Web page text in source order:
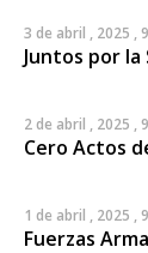
3 de abril , 2025 ,
Juntos por la
2 de abril , 2025 ,
Cero Actos
1 de abril , 2025 ,
Fuerzas